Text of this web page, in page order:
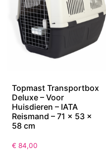
Topmast Transportbox
Deluxe – Voor
Huisdieren – IATA
Reismand – 71 x 53 x
58 cm
€ 84,00